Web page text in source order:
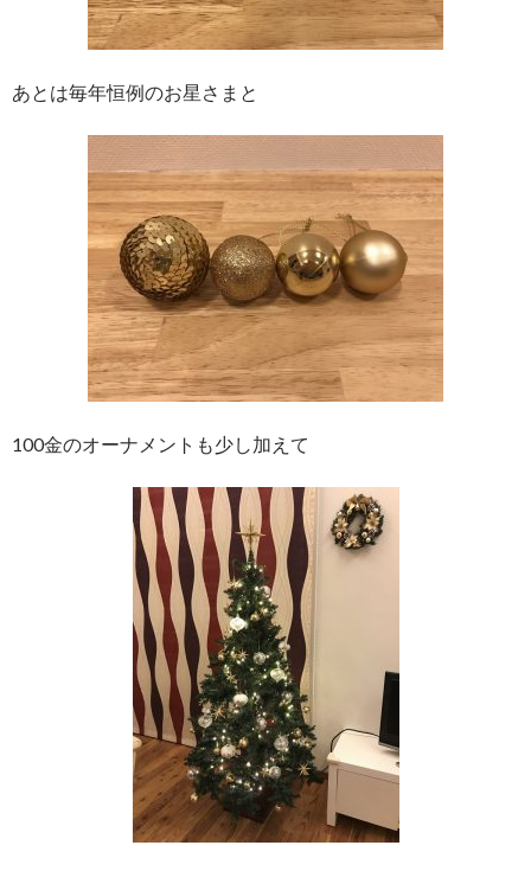
あとは毎年恒例のお星さまと
100金のオーナメントも少し加えて